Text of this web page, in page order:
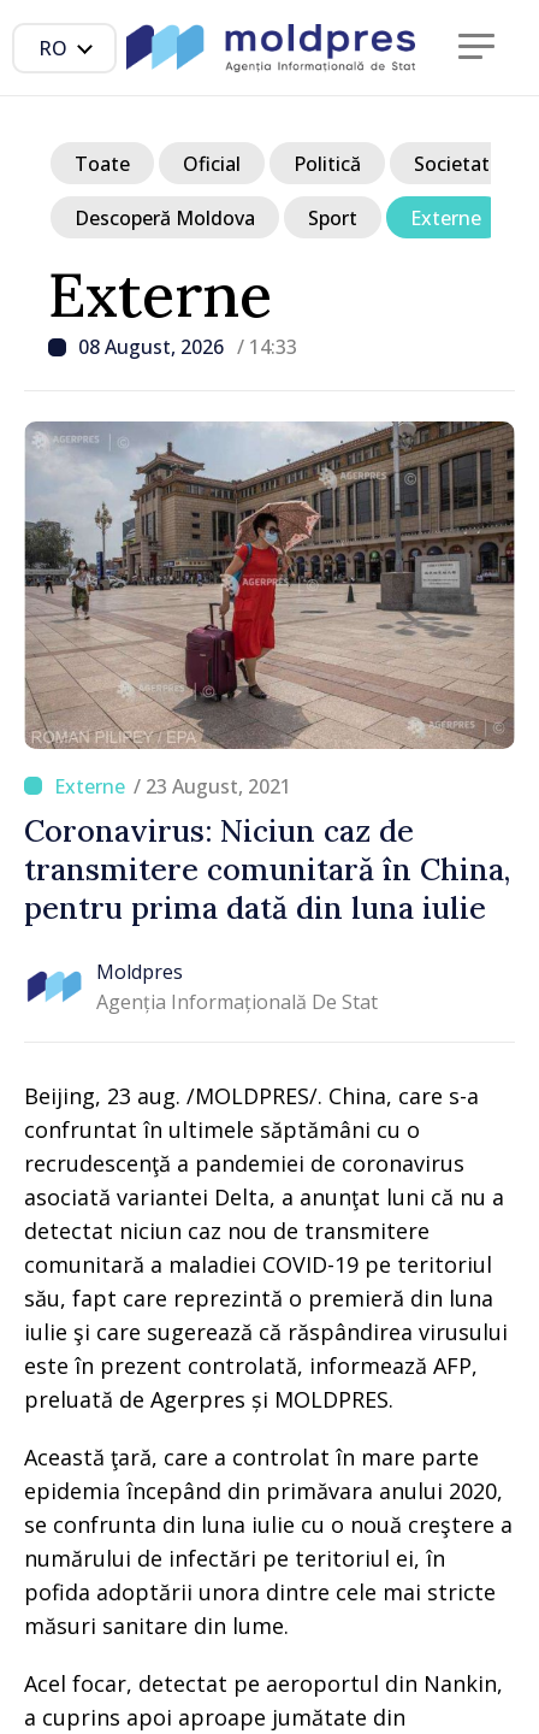
RO
Externe
08 August, 2026 / 14:33
Toate Oficial Politică Societate
Descoperă Moldova Sport Externe
/ 23 August, 2021
Coronavirus: Niciun caz de
transmitere comunitară în China,
pentru prima dată din luna iulie
Moldpres
Agenția Informațională De Stat
Beijing, 23 aug. /MOLDPRES/. China, care s-a
confruntat în ultimele săptămâni cu o
recrudescenţă a pandemiei de coronavirus
asociată variantei Delta, a anunţat luni că nu a
detectat niciun caz nou de transmitere
comunitară a maladiei COVID-19 pe teritoriul
său, fapt care reprezintă o premieră din luna
iulie şi care sugerează că răspândirea virusului
este în prezent controlată, informează AFP,
preluată de Agerpres și MOLDPRES.
Această ţară, care a controlat în mare parte
epidemia începând din primăvara anului 2020,
se confrunta din luna iulie cu o nouă creştere a
numărului de infectări pe teritoriul ei, în
pofida adoptării unora dintre cele mai stricte
măsuri sanitare din lume.
Acel focar, detectat pe aeroportul din Nankin,
a cuprins apoi aproape jumătate din